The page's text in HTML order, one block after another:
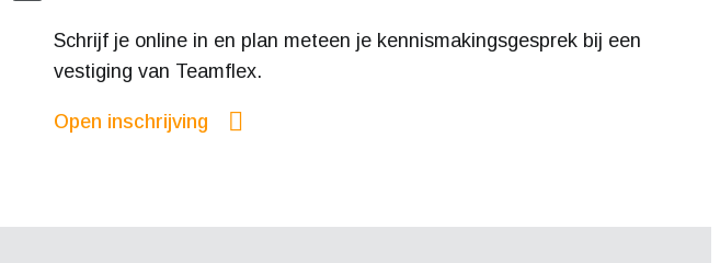
Schrijf je online in en plan meteen je kennismakingsgesprek bij een
vestiging van Teamflex.
Open inschrijving